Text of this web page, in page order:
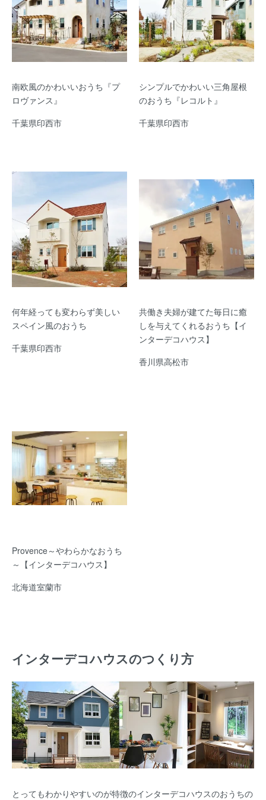
南欧風のかわいいおうち『プ
ロヴァンス』
千葉県印西市
シンプルでかわいい三角屋根
のおうち『レコルト』
千葉県印西市
何年経っても変わらず美しい
スペイン風のおうち
千葉県印西市
共働き夫婦が建てた毎日に癒
しを与えてくれるおうち【イ
ンターデコハウス】
香川県高松市
Provence～やわらかなおうち
～【インターデコハウス】
北海道室蘭市
インターデコハウスのつくり方
とってもわかりやすいのが特徴のインターデコハウスのおうちの